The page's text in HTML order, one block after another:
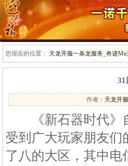
您现在的位置： 天龙开服一条龙服务_奇迹
31
作者： 天龙开
《新石器时代》自
受到广大玩家朋友
了八的大区，其中